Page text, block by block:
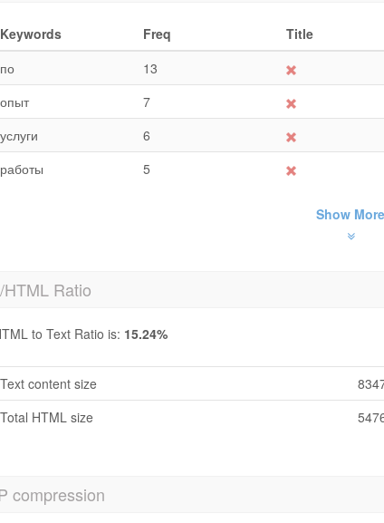
Keywords Freq Title
по
13
опыт
7
услуги
6
работы
5
Show More
HTML Ratio
to Text Ratio is: 15.24%
Text content size
Total HTML size
compression